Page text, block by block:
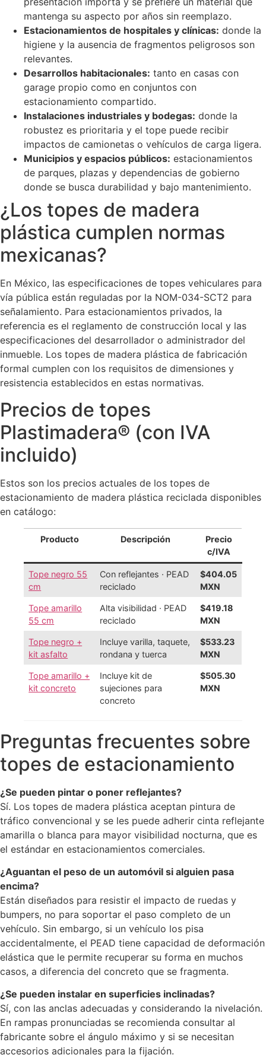
mantenga su aspecto por años sin reemplazo.
Estacionamientos de hospitales y clínicas: donde la
higiene y la ausencia de fragmentos peligrosos son
relevantes.
Desarrollos habitacionales: tanto en casas con
garage propio como en conjuntos con
estacionamiento compartido.
Instalaciones industriales y bodegas: donde la
robustez es prioritaria y el tope puede recibir
impactos de camionetas o vehículos de carga ligera.
Municipios y espacios públicos: estacionamientos
de parques, plazas y dependencias de gobierno
donde se busca durabilidad y bajo mantenimiento.
¿Los topes de madera
plástica cumplen normas
mexicanas?
En México, las especificaciones de topes vehiculares para
vía pública están reguladas por la NOM-034-SCT2 para
señalamiento. Para estacionamientos privados, la
referencia es el reglamento de construcción local y las
especificaciones del desarrollador o administrador del
inmueble. Los topes de madera plástica de fabricación
formal cumplen con los requisitos de dimensiones y
resistencia establecidos en estas normativas.
Precios de topes
Plastimadera® (con IVA
incluido)
Estos son los precios actuales de los topes de
estacionamiento de madera plástica reciclada disponibles
en catálogo:
Producto Descripción
Precio
c/IVA
Tope negro 55
cm
Con reflejantes · PEAD
reciclado
$404.05
MXN
Tope amarillo
55 cm
Alta visibilidad · PEAD
reciclado
$419.18
MXN
Tope negro +
kit asfalto
Incluye varilla, taquete,
rondana y tuerca
$533.23
MXN
Tope amarillo +
kit concreto
Incluye kit de
sujeciones para
concreto
$505.30
MXN
Preguntas frecuentes sobre
topes de estacionamiento
¿Se pueden pintar o poner reflejantes?
Sí. Los topes de madera plástica aceptan pintura de
tráfico convencional y se les puede adherir cinta reflejante
amarilla o blanca para mayor visibilidad nocturna, que es
el estándar en estacionamientos comerciales.
¿Aguantan el peso de un automóvil si alguien pasa
encima?
Están diseñados para resistir el impacto de ruedas y
bumpers, no para soportar el paso completo de un
vehículo. Sin embargo, si un vehículo los pisa
accidentalmente, el PEAD tiene capacidad de deformación
elástica que le permite recuperar su forma en muchos
casos, a diferencia del concreto que se fragmenta.
¿Se pueden instalar en superficies inclinadas?
Sí, con las anclas adecuadas y considerando la nivelación.
En rampas pronunciadas se recomienda consultar al
fabricante sobre el ángulo máximo y si se necesitan
accesorios adicionales para la fijación.